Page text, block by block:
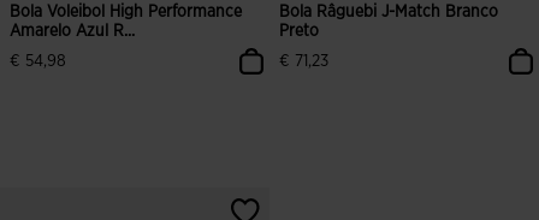
Bola Voleibol High Performance
Amarelo Azul R...
€ 54,98
4$2 em 5 avaliação de clientes
Bola Râguebi J-Match Branco
Preto
€ 71,23